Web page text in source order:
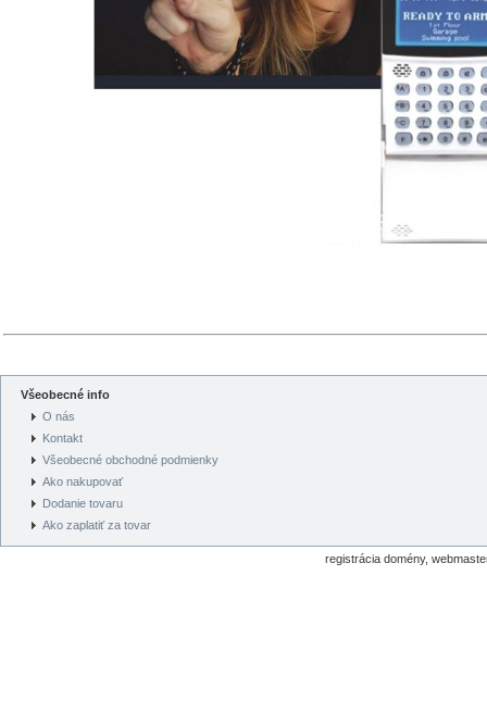
Všeobecné info
O nás
Kontakt
Všeobecné obchodné podmienky
Ako nakupovať
Dodanie tovaru
Ako zaplatiť za tovar
registrácia domény,